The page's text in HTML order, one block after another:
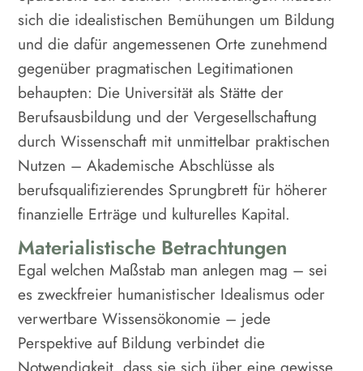
sich die idealistischen Bemühungen um Bildung
und die dafür angemessenen Orte zunehmend
gegenüber pragmatischen Legitimationen
behaupten: Die Universität als Stätte der
Berufsausbildung und der Vergesellschaftung
durch Wissenschaft mit unmittelbar praktischen
Nutzen – Akademische Abschlüsse als
berufsqualifizierendes Sprungbrett für höherer
finanzielle Erträge und kulturelles Kapital.
Materialistische Betrachtungen
Egal welchen Maßstab man anlegen mag – sei
es zweckfreier humanistischer Idealismus oder
verwertbare Wissensökonomie – jede
Perspektive auf Bildung verbindet die